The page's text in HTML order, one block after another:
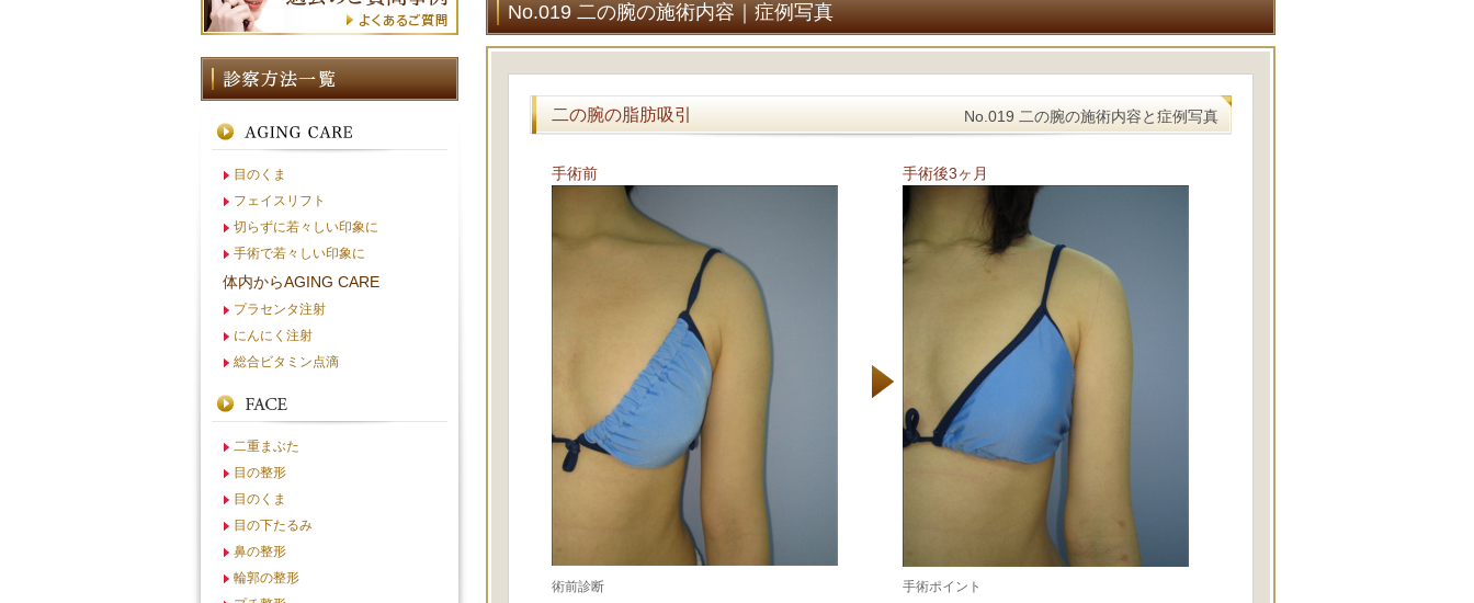
No.019 二の腕の施術内容｜症例写真
二の腕の脂肪吸引 No.019 二の腕の施術内容と症例写真
手術前 手術後3ヶ月
術前診断 手術ポイント
目のくま
フェイスリフト
切らずに若々しい印象に
手術で若々しい印象に
体内からAGING CARE
プラセンタ注射
にんにく注射
総合ビタミン点滴
二重まぶた
目の整形
目のくま
目の下たるみ
鼻の整形
輪郭の整形